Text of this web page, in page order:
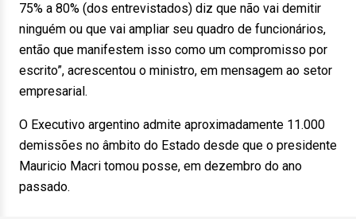
75% a 80% (dos entrevistados) diz que não vai demitir
ninguém ou que vai ampliar seu quadro de funcionários,
então que manifestem isso como um compromisso por
escrito”, acrescentou o ministro, em mensagem ao setor
empresarial.
O Executivo argentino admite aproximadamente 11.000
demissões no âmbito do Estado desde que o presidente
Mauricio Macri tomou posse, em dezembro do ano
passado.